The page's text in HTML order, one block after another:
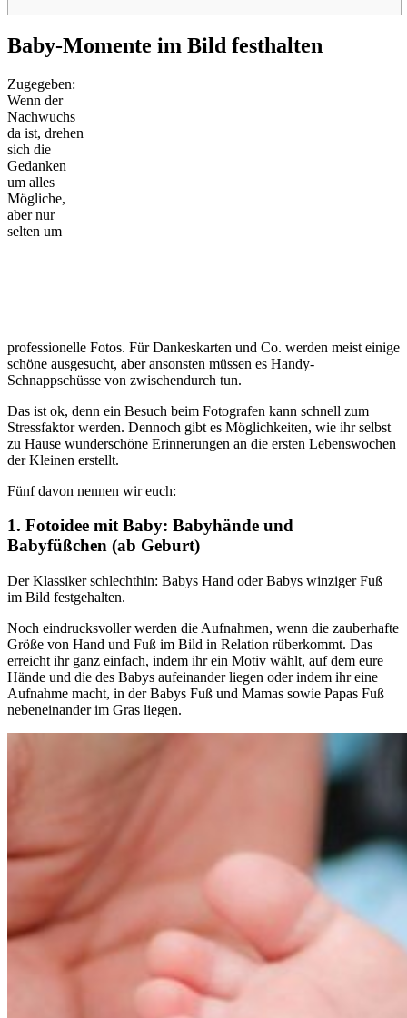
Baby-Momente im Bild festhalten
Zugegeben:
Wenn der
Nachwuchs
da ist, drehen
sich die
Gedanken
um alles
Mögliche,
aber nur
selten um
professionelle Fotos. Für Dankeskarten und Co. werden meist einige
schöne ausgesucht, aber ansonsten müssen es Handy-
Schnappschüsse von zwischendurch tun.
Das ist ok, denn ein Besuch beim Fotografen kann schnell zum
Stressfaktor werden. Dennoch gibt es Möglichkeiten, wie ihr selbst
zu Hause wunderschöne Erinnerungen an die ersten Lebenswochen
der Kleinen erstellt.
Fünf davon nennen wir euch:
1. Fotoidee mit Baby: Babyhände und
Babyfüßchen (ab Geburt)
Der Klassiker schlechthin: Babys Hand oder Babys winziger Fuß
im Bild festgehalten.
Noch eindrucksvoller werden die Aufnahmen, wenn die zauberhafte
Größe von Hand und Fuß im Bild in Relation rüberkommt. Das
erreicht ihr ganz einfach, indem ihr ein Motiv wählt, auf dem eure
Hände und die des Babys aufeinander liegen oder indem ihr eine
Aufnahme macht, in der Babys Fuß und Mamas sowie Papas Fuß
nebeneinander im Gras liegen.